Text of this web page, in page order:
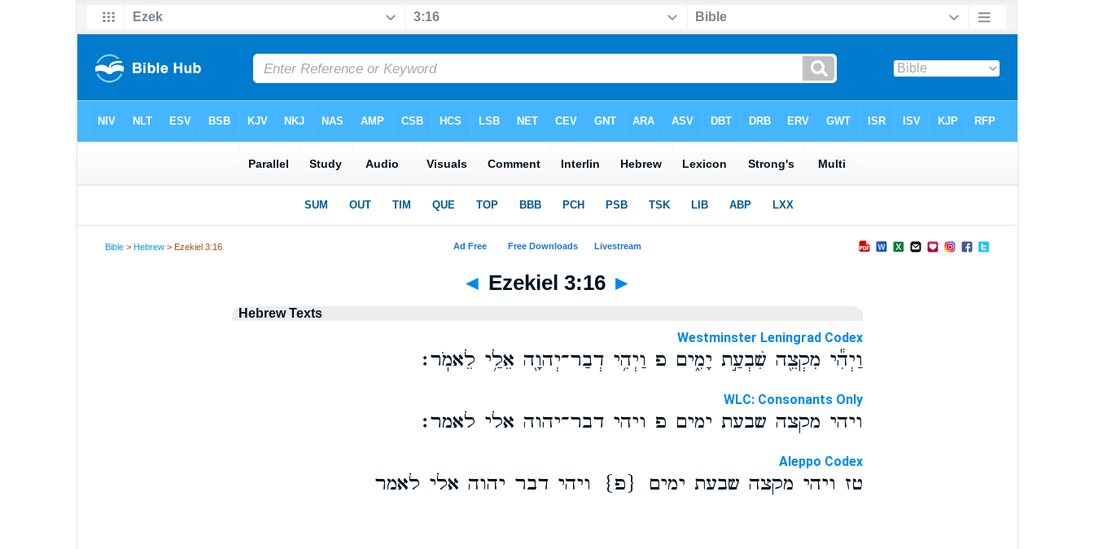
Bible >Hebrew > Ezekiel 3:16
◄ Ezekiel 3:16 ►
Hebrew Texts
Westminster Leningrad Codex
וַיְהִ֕י מִקְצֵ֖ה שִׁבְעַ֣ת יָמִ֑ים פ וַיְהִ֥י דְבַר־יְהוָ֖ה אֵלַ֥י לֵאמֹֽר׃
WLC: Consonants Only
ויהי מקצה שבעת ימים פ ויהי דבר־יהוה אלי לאמר׃
Aleppo Codex
טז ויהי מקצה שבעת ימים {פ} ויהי דבר יהוה אלי לאמר